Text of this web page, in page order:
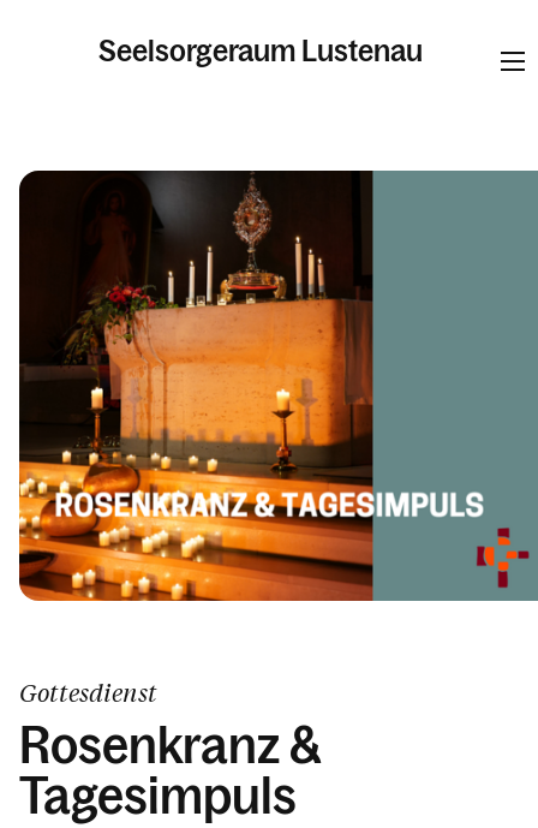
Seelsorgeraum Lustenau
Pfarren
Kalender
Personen
Kontakt
Gottesdienst
Rosenkranz &
Tagesimpuls